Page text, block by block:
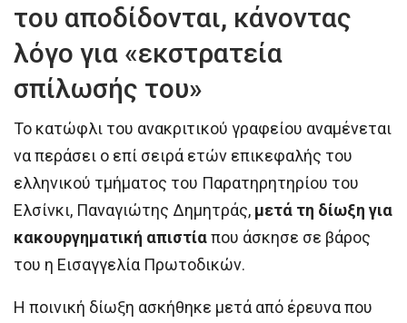
του αποδίδονται, κάνοντας
λόγο για «εκστρατεία
σπίλωσής του»
Το κατώφλι του ανακριτικού γραφείου αναμένεται
να περάσει ο επί σειρά ετών επικεφαλής του
ελληνικού τμήματος του Παρατηρητηρίου του
Ελσίνκι, Παναγιώτης Δημητράς, μετά τη δίωξη για
κακουργηματική απιστίαπου άσκησε σε βάρος
του η Εισαγγελία Πρωτοδικών.
Η ποινική δίωξη ασκήθηκε μετά από έρευνα που